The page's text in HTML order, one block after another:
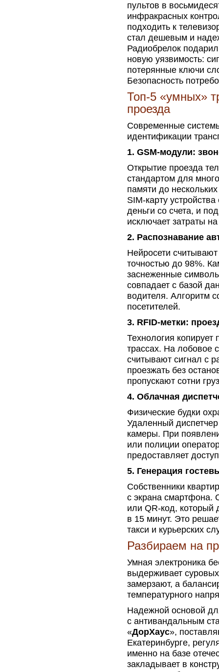
пультов в
инфракрасных
подходить к
стал дешевым и
Радиобрелок
новую уязвимость:
потерянные ключи
Безопасность
Топ-5 «умных»
проезда
Современные
идентификации
1. GSM-модули:
Открытие проезда
стандартом для
памяти до
SIM-карту
деньги со счета, и
исключает затраты
2. Распознавание
Нейросети
точностью до 98%.
заснеженные
совпадает с базой
водителя. Алгоритм
посетителей.
3. RFID-метки:
Технология
трассах. На лобовое
считывают сигнал с
проезжать без
пропускают сотни
4. Облачная
Физические будки
Удаленный
камеры. При
или полиции
предоставляет
5. Генерация
Собственники
с экрана смартфона.
или QR-код, который
в 15 минут. Это
такси и курьерских
Разбираем на
Умная электроника
выдерживает
замерзают, а
температурного
Надежной основой
с антивандальным
«ДорХаус»,
Екатеринбурге,
именно на базе
закладывает в